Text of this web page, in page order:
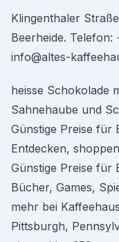
Klingenthaler
Beerheide.
info@altes-
heisse Schokolade
Sahnehaube und
Günstige Preise für
Entdecken,
Günstige Preise für
Bücher, Games,
mehr bei
Pittsburgh,